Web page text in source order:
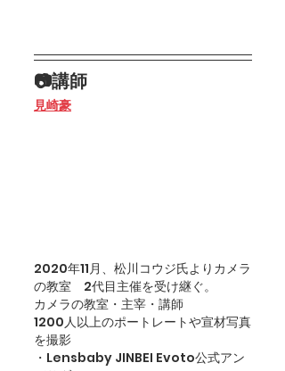
📷講師
見崎豪
2020年11月、松川コウジ氏よりカメラ
の教室　2代目主催を受け継ぐ。
カメラの教室・主宰・講師
1200人以上のポートレートや宣材写真
を撮影
・Lensbaby JINBEI Evoto公式アン